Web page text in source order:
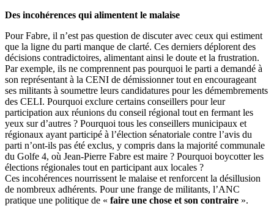
Des incohérences qui alimentent le malaise
Pour Fabre, il n’est pas question de discuter avec ceux qui estiment
que la ligne du parti manque de clarté. Ces derniers déplorent des
décisions contradictoires, alimentant ainsi le doute et la frustration.
Par exemple, ils ne comprennent pas pourquoi le parti a demandé à
son représentant à la CENI de démissionner tout en encourageant
ses militants à soumettre leurs candidatures pour les démembrements
des CELI. Pourquoi exclure certains conseillers pour leur
participation aux réunions du conseil régional tout en fermant les
yeux sur d’autres ? Pourquoi tous les conseillers municipaux et
régionaux ayant participé à l’élection sénatoriale contre l’avis du
parti n’ont-ils pas été exclus, y compris dans la majorité communale
du Golfe 4, où Jean-Pierre Fabre est maire ? Pourquoi boycotter les
élections régionales tout en participant aux locales ?
Ces incohérences nourrissent le malaise et renforcent la désillusion
de nombreux adhérents. Pour une frange de militants, l’ANC
pratique une politique de « faire une chose et son contraire ».